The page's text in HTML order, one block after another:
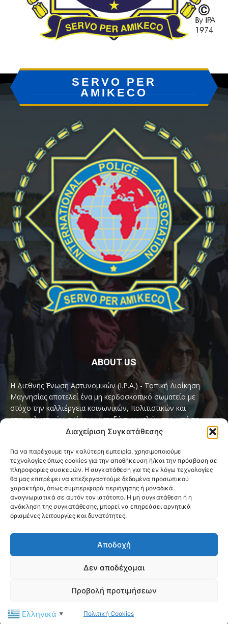
Διαχείριση Συγκατάθεσης
Για να παρέχουμε την καλύτερη εμπειρία, χρησιμοποιούμε
τεχνολογίες όπως cookies για την αποθήκευση ή/και την πρόσβαση σε
πληροφορίες συσκευών. Η συγκατάθεση για τις εν λόγω τεχνολογίες
θα μας επιτρέψει να επεξεργαστούμε δεδομένα προσωπικού
χαρακτήρα, όπως συμπεριφορά περιήγησης ή μοναδικά
αναγνωριστικά σε αυτόν τον ιστότοπο. Η μη συγκατάθεση ή η
ανάκληση της συγκατάθεσης, μπορεί να επηρεάσει αρνητικά
ορισμένες λειτουργίες και δυνατότητες.
Αποδοχή
Δεν αποδέχομαι
Προβολή προτιμήσεων
Πολιτική Cookies
SERVO PER
AMIKECO
ABOUT US
Η Διεθνής Ένωση Αστυνομικών (I.P.A.) - Τοπική Διοίκηση
Μαγνησίας αποτελεί ένα μη κερδοσκοπικό σωματείο με
στόχο την καλλιέργεια κοινωνικών, πολιτιστικών και
επαγγελματικών σχέσεων μεταξύ των μελών της, υπό το
παγκόσμιο σύνθημα «Servo per Amikeco» (Υπηρετώ δια της
Contact us:ipamagnesia@gmail.com
FOLLOW US
@2026 I.P.A. Magnesia by paggus
Privacy & Terms Page
Επικοινωνία
Ελληνικά ▼